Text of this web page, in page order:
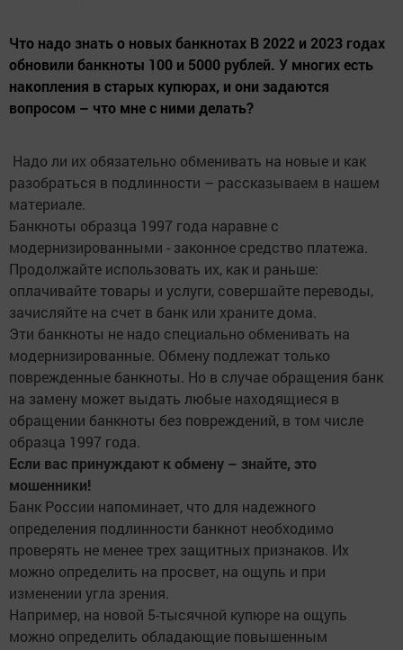
Что надо знать о новых банкнотах В 2022 и 2023 годах
обновили банкноты 100 и 5000 рублей. У многих есть
накопления в старых купюрах, и они задаются
вопросом – что мне с ними делать?
Надо ли их обязательно обменивать на новые и как
разобраться в подлинности – рассказываем в нашем
материале.
Банкноты образца 1997 года наравне с
модернизированными - законное средство платежа.
Продолжайте использовать их, как и раньше:
оплачивайте товары и услуги, совершайте переводы,
зачисляйте на счет в банк или храните дома.
Эти банкноты не надо специально обменивать на
модернизированные. Обмену подлежат только
поврежденные банкноты. Но в случае обращения банк
на замену может выдать любые находящиеся в
обращении банкноты без повреждений, в том числе
образца 1997 года.
Если вас принуждают к обмену – знайте, это
мошенники!
Банк России напоминает, что для надежного
определения подлинности банкнот необходимо
проверять не менее трех защитных признаков. Их
можно определить на просвет, на ощупь и при
изменении угла зрения.
Например, на новой 5-тысячной купюре на ощупь
можно определить обладающие повышенным